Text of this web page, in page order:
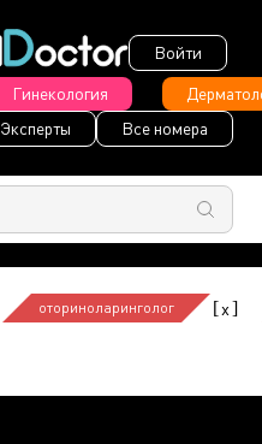
Войти
Гинекология
Эксперты Все номера
оториноларинголог [x]